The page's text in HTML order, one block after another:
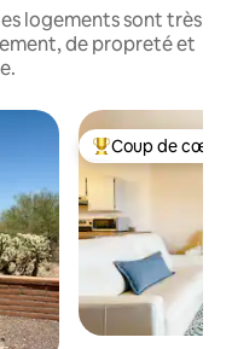
logements sont très
de propreté et
Coups de cœur
Coup de cœur